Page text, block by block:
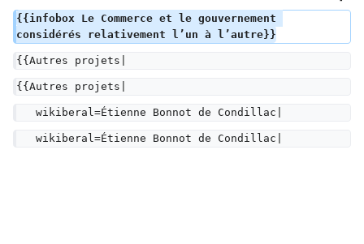
{{infobox Le Commerce et le gouvernement
considérés relativement l’un à l’autre}}
{{Autres projets|
{{Autres projets|
wikiberal=Étienne Bonnot de Condillac|
wikiberal=Étienne Bonnot de Condillac|